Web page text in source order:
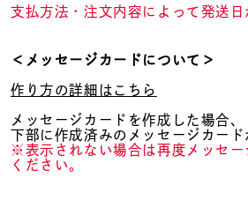
在庫 在庫ありのみ
支払方法・注文内容によって発送日
＜メッセージカードについて＞
作り方の詳細はこちら
メッセージカードを作成した場合、
下部に作成済みのメッセージカード
※表示されない場合は再度メッセー
ください。